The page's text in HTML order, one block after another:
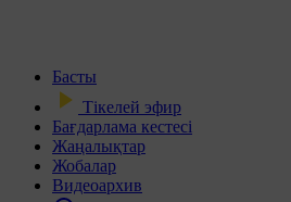
Басты
Тікелей эфир
Бағдарлама кестесі
Жаңалықтар
Жобалар
Видеоархив